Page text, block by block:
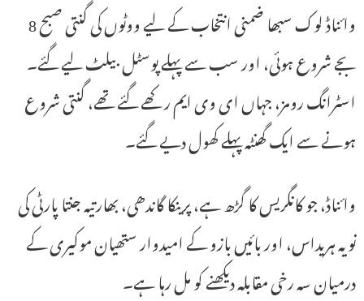
وائناڈ لوک سبھا ضمنی انتخاب کے لیے ووٹوں کی گنتی صبح 8
بجے شروع ہوئی، اور سب سے پہلے پوسٹل بیلٹ لیے گئے۔
اسٹرانگ رومز، جہاں ای وی ایم رکھے گئے تھے، گنتی شروع
ہونے سے ایک گھنٹہ پہلے کھول دیے گئے۔
وائناڈ، جو کانگریس کا گڑھ ہے، پرینکا گاندھی، بھارتیہ جنتا پارٹی کی
نویہ ہریداس، اور بائیں بازو کے امیدوار ستھیان موکیری کے
درمیان سہ رخی مقابلہ دیکھنے کو مل رہا ہے۔